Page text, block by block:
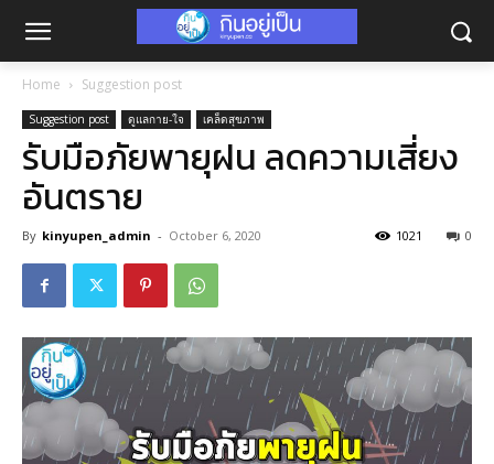
Home Suggestion post
Suggestion post ดูแลกาย-ใจ เคล็ดสุขภาพ
รับมือภัยพายุฝน ลดความเสี่ยง
อันตราย
By kinyupen_admin - October 6, 2020 0
1021